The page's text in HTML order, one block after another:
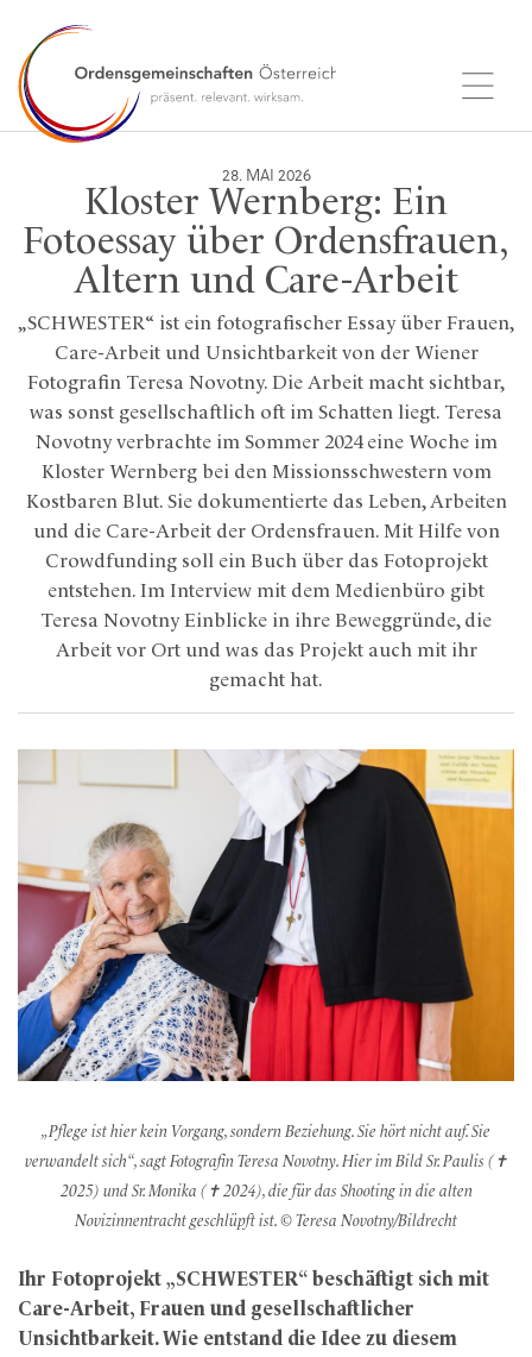
28. MAI 2026
Kloster Wernberg: Ein
Fotoessay über Ordensfrauen,
Altern und Care-Arbeit
„SCHWESTER“ ist ein fotografischer Essay über Frauen,
Care-Arbeit und Unsichtbarkeit von der Wiener
Fotografin Teresa Novotny. Die Arbeit macht sichtbar,
was sonst gesellschaftlich oft im Schatten liegt. Teresa
Novotny verbrachte im Sommer 2024 eine Woche im
Kloster Wernberg bei den Missionsschwestern vom
Kostbaren Blut. Sie dokumentierte das Leben, Arbeiten
und die Care-Arbeit der Ordensfrauen. Mit Hilfe von
Crowdfunding soll ein Buch über das Fotoprojekt
entstehen. Im Interview mit dem Medienbüro gibt
Teresa Novotny Einblicke in ihre Beweggründe, die
Arbeit vor Ort und was das Projekt auch mit ihr
gemacht hat.
„Pflege ist hier kein Vorgang, sondern Beziehung. Sie hört nicht auf. Sie
verwandelt sich“, sagt Fotografin Teresa Novotny. Hier im Bild Sr. Paulis (✝
2025) und Sr. Monika (✝ 2024), die für das Shooting in die alten
Novizinnentracht geschlüpft ist. © Teresa Novotny/Bildrecht
Ihr Fotoprojekt „SCHWESTER“ beschäftigt sich mit
Care-Arbeit, Frauen und gesellschaftlicher
Unsichtbarkeit. Wie entstand die Idee zu diesem